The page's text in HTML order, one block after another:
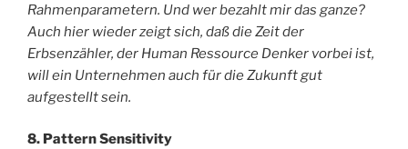
Rahmenparametern. Und wer bezahlt mir das ganze?
Auch hier wieder zeigt sich, daß die Zeit der
Erbsenzähler, der Human Ressource Denker vorbei ist,
will ein Unternehmen auch für die Zukunft gut
aufgestellt sein.
8. Pattern Sensitivity